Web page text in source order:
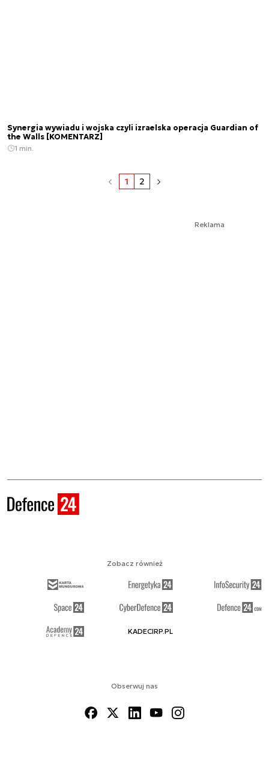
Synergia wywiadu i wojska czyli izraelska operacja Guardian of
the Walls [KOMENTARZ]
1 min.
1 2
Reklama
Obserwuj nas
Zobacz również
KADECIRP.PL